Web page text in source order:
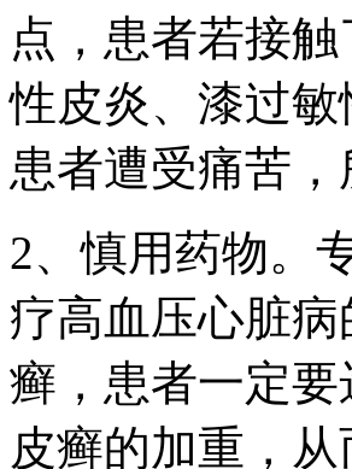
点，患者若接
性皮炎、漆过
患者遭受痛苦
2、慎用药物。
疗高血压心脏
癣，患者一定
皮癣的加重，